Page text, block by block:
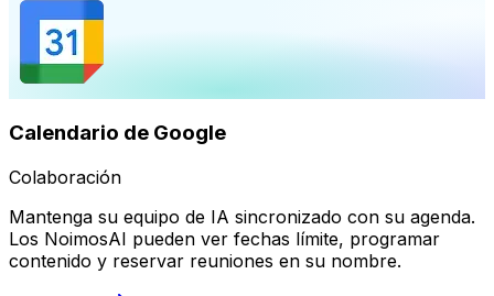
Calendario de Google
Colaboración
Mantenga su equipo de IA sincronizado con su agenda.
Los NoimosAI pueden ver fechas límite, programar
contenido y reservar reuniones en su nombre.